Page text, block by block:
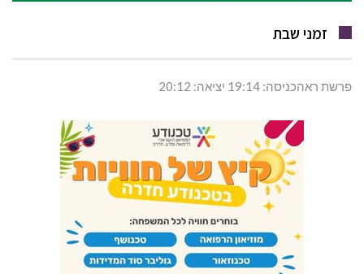
זמני שבת
פרשת ראהכניסה: 19:14 יציאה: 20:12